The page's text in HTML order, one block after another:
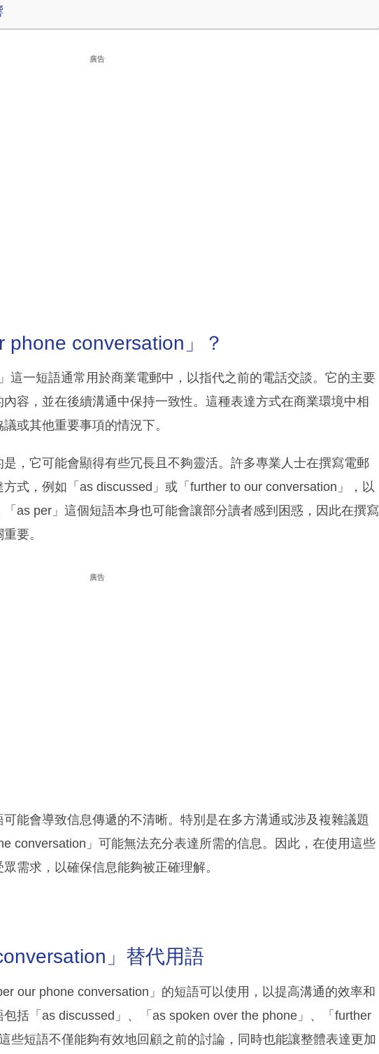
廣告
phone conversation」？
這一短語通常用於商業電郵中，以指代之前的電話交談。它的主要
容，並在後續溝通中保持一致性。這種表達方式在商業環境中相
或其他重要事項的情況下。
，它可能會顯得有些冗長且不夠靈活。許多專業人士在撰寫電郵
式，例如「as discussed」或「further to our conversation」，以
as per」這個短語本身也可能會讓部分讀者感到困惑，因此在撰寫
要。
廣告
能會導致信息傳遞的不清晰。特別是在多方溝通或涉及複雜議題
conversation」可能無法充分表達所需的信息。因此，在使用這些
需求，以確保信息能夠被正確理解。
」替代用語
our phone conversation」的短語可以使用，以提高溝通的效率和
括「as discussed」、「as spoken over the phone」、「further
些短語不僅能夠有效地回顧之前的討論，同時也能讓整體表達更加